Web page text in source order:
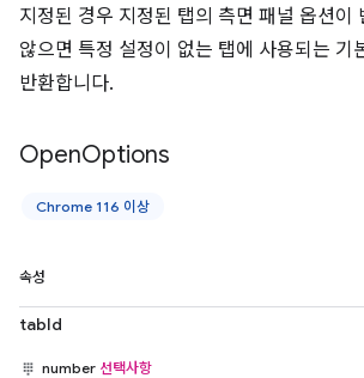
지정된 경우 지정된 탭의 측면 패널 옵션이
않으면 특정 설정이 없는 탭에 사용되는 기
반환합니다.
OpenOptions
Chrome 116 이상
속성
tabId
number 선택사항